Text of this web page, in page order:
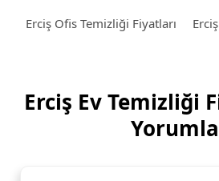
Erciş Ofis Temizliği Fiyatları
Erciş Ev Temizliği